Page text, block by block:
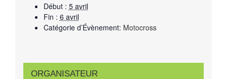
Début : 5 avril
Fin : 6 avril
Catégorie d’Évènement: Motocross
ORGANISATEUR